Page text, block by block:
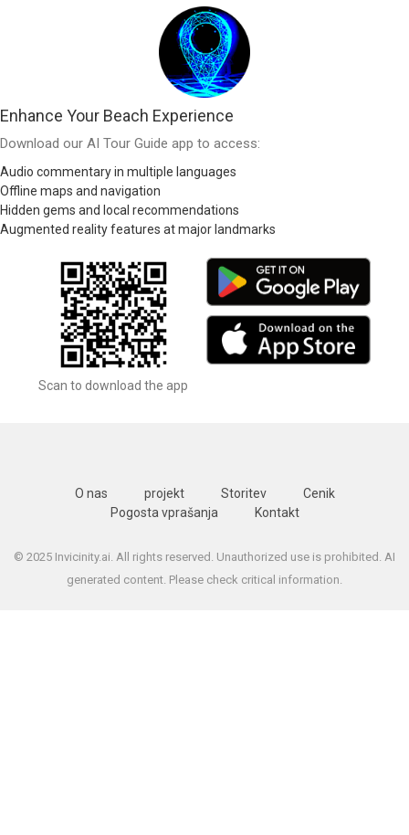
Enhance Your Beach Experience
Download our AI Tour Guide app to access:
Audio commentary in multiple languages
Offline maps and navigation
Hidden gems and local recommendations
Augmented reality features at major landmarks
Scan to download the app
O nas projekt Storitev
Cenik
Pogosta vprašanja
Kontakt
© 2025 Invicinity.ai. All rights reserved. Unauthorized use is prohibited. AI
generated content. Please check critical information.